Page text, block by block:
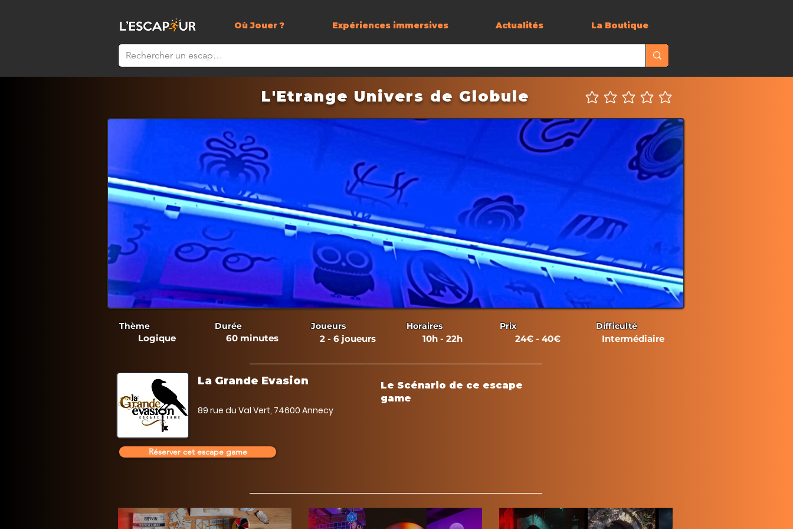
Où Jouer ? Expériences immersives Actualités La Boutique
L'Etrange Univers de Globule Aucune note pour le moment
Thème
Logique
Durée
60 minutes
Joueurs
2 - 6 joueurs
Horaires
10h - 22h
Prix
24€ - 40€
Difficulté
Intermédiaire
La Grande Evasion
89 rue du Val Vert, 74600 Annecy
Le Scénario de ce escape
game
Réserver cet escape game